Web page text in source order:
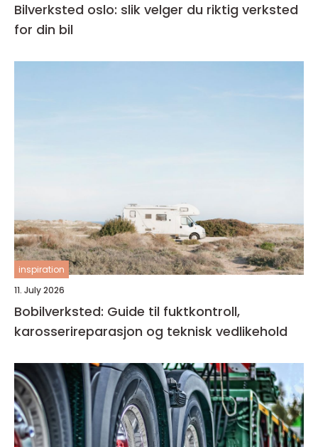
Bilverksted oslo: slik velger du riktig verksted
for din bil
inspiration
11. July 2026
Bobilverksted: Guide til fuktkontroll,
karosserireparasjon og teknisk vedlikehold